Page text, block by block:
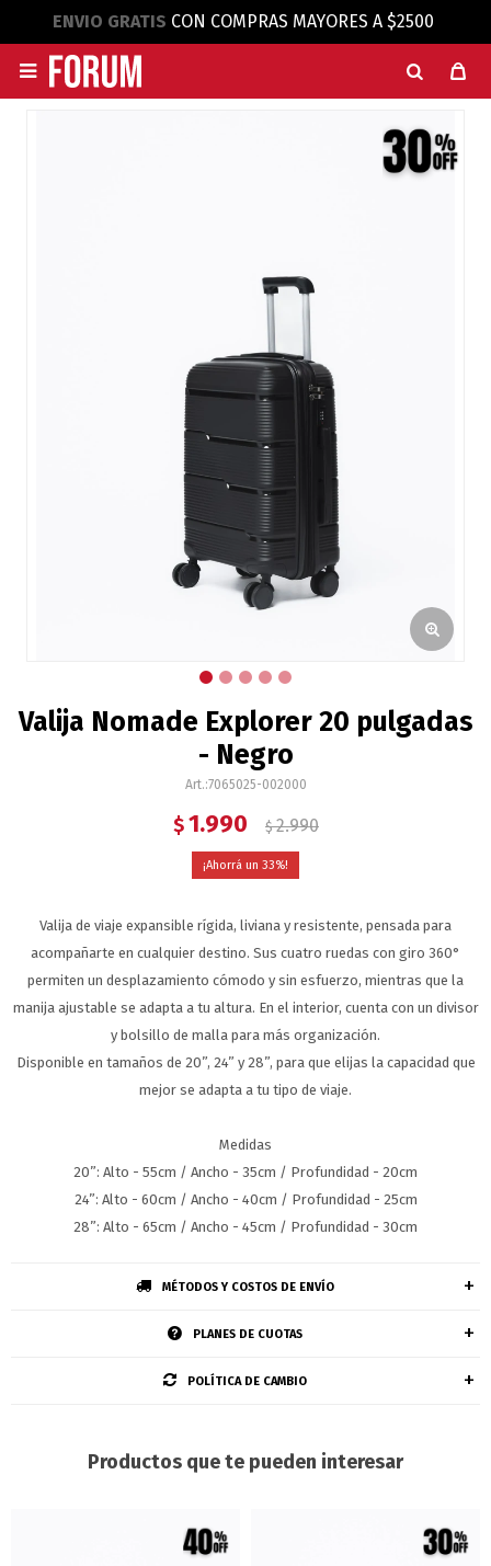
ENVIO GRATIS CON COMPRAS MAYORES A $2500

Valija Nomade Explorer 20 pulgadas
- Negro
7065025-002000
$ 1.990 $ 2.990
33
Valija de viaje expansible rígida, liviana y resistente, pensada para
acompañarte en cualquier destino. Sus cuatro ruedas con giro 360°
permiten un desplazamiento cómodo y sin esfuerzo, mientras que la
manija ajustable se adapta a tu altura. En el interior, cuenta con un divisor
y bolsillo de malla para más organización.
Disponible en tamaños de 20”, 24” y 28”, para que elijas la capacidad que
mejor se adapta a tu tipo de viaje.
Medidas
20”: Alto - 55cm / Ancho - 35cm / Profundidad - 20cm
24”: Alto - 60cm / Ancho - 40cm / Profundidad - 25cm
28”: Alto - 65cm / Ancho - 45cm / Profundidad - 30cm
MÉTODOS Y COSTOS DE ENVÍO
PLANES DE CUOTAS
POLÍTICA DE CAMBIO
Productos que te pueden interesar